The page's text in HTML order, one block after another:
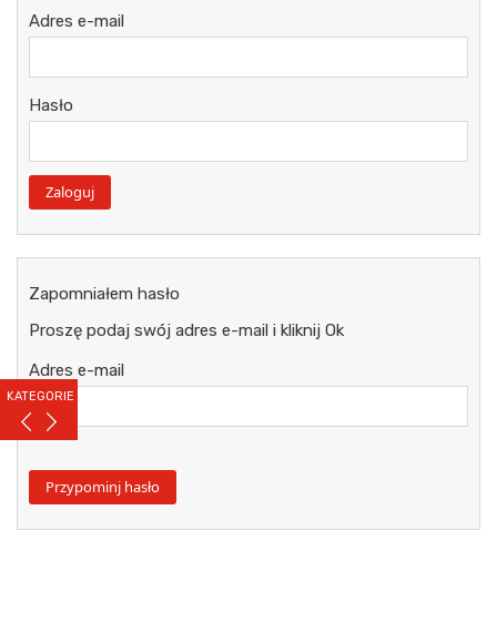
KATEGORIE
Adres e-mail
Hasło
Zapomniałem hasło
Proszę podaj swój adres e-mail i kliknij Ok
Adres e-mail